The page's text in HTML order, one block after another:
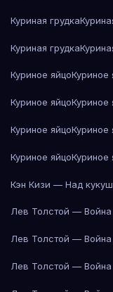
Куриная грудка
Куриная грудка
Куриное яйцоКуриное
Куриное яйцоКуриное
Куриное яйцоКуриное
Куриное яйцоКуриное
Кэн Кизи — Над
Лев Толстой —
Лев Толстой —
Лев Толстой —